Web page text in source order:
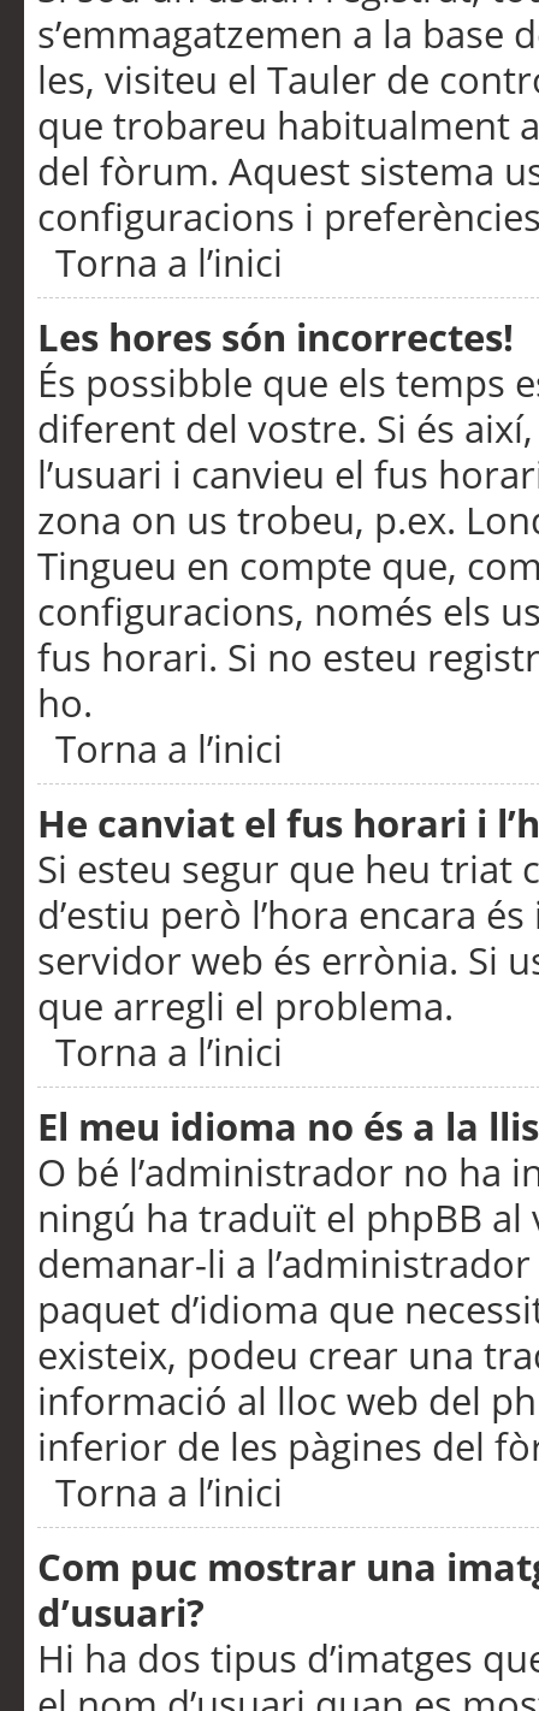
s’emmagatzemen a la
les, visiteu el Tauler de
que trobareu habitualment
del fòrum. Aquest sistema
configuracions i
Torna a l’inici
Les hores són incorrectes!
És possibble que els temps
diferent del vostre. Si és
l’usuari i canvieu el fus
zona on us trobeu, p.ex.
Tingueu en compte que,
configuracions, només els
fus horari. Si no esteu
ho.
Torna a l’inici
He canviat el fus horari i
Si esteu segur que heu triat
d’estiu però l’hora encara
servidor web és errònia. Si
que arregli el problema.
Torna a l’inici
El meu idioma no és a la
O bé l’administrador no ha
ningú ha traduït el phpBB
demanar-li a
paquet d’idioma que
existeix, podeu crear una
informació al lloc web del
inferior de les pàgines del
Torna a l’inici
Com puc mostrar una
d’usuari?
Hi ha dos tipus d’imatges